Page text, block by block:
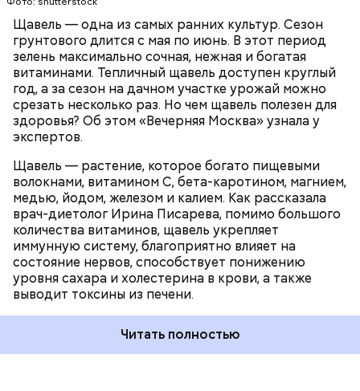
Щавель — одна из самых ранних культур. Сезон
грунтового длится с мая по июнь. В этот период
зелень максимально сочная, нежная и богатая
витаминами. Тепличный щавель доступен круглый
год, а за сезон на дачном участке урожай можно
срезать несколько раз. Но чем щавель полезен для
здоровья? Об этом «Вечерняя Москва» узнала у
экспертов.
Щавель — растение, которое богато пищевыми
волокнами, витамином С, бета-каротином, магнием,
медью, йодом, железом и калием. Как рассказала
врач-диетолог Ирина Писарева, помимо большого
количества витаминов, щавель укрепляет
иммунную систему, благоприятно влияет на
состояние нервов, способствует понижению
уровня сахара и холестерина в крови, а также
выводит токсины из печени.
Читать полностью
ЗДОРОВЬЕ ВРАЧИ
РАСТЕНИЯ
ПРОДУКТЫ